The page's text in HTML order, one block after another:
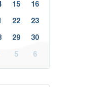
15 16
22 23
29 30
5 6